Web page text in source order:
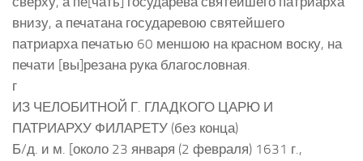
внизу, а печатана государевою святейшего
патриарха печатью 60 меншою на красном воску, на
печати [вы]резана рука благословная.
г
ИЗ ЧЕЛОБИТНОЙ Г. ГЛАДКОГО ЦАРЮ И
ПАТРИАРХУ ФИЛАРЕТУ (без конца)
Б/д. и м. [около 23 января (2 февраля) 1631 г.,